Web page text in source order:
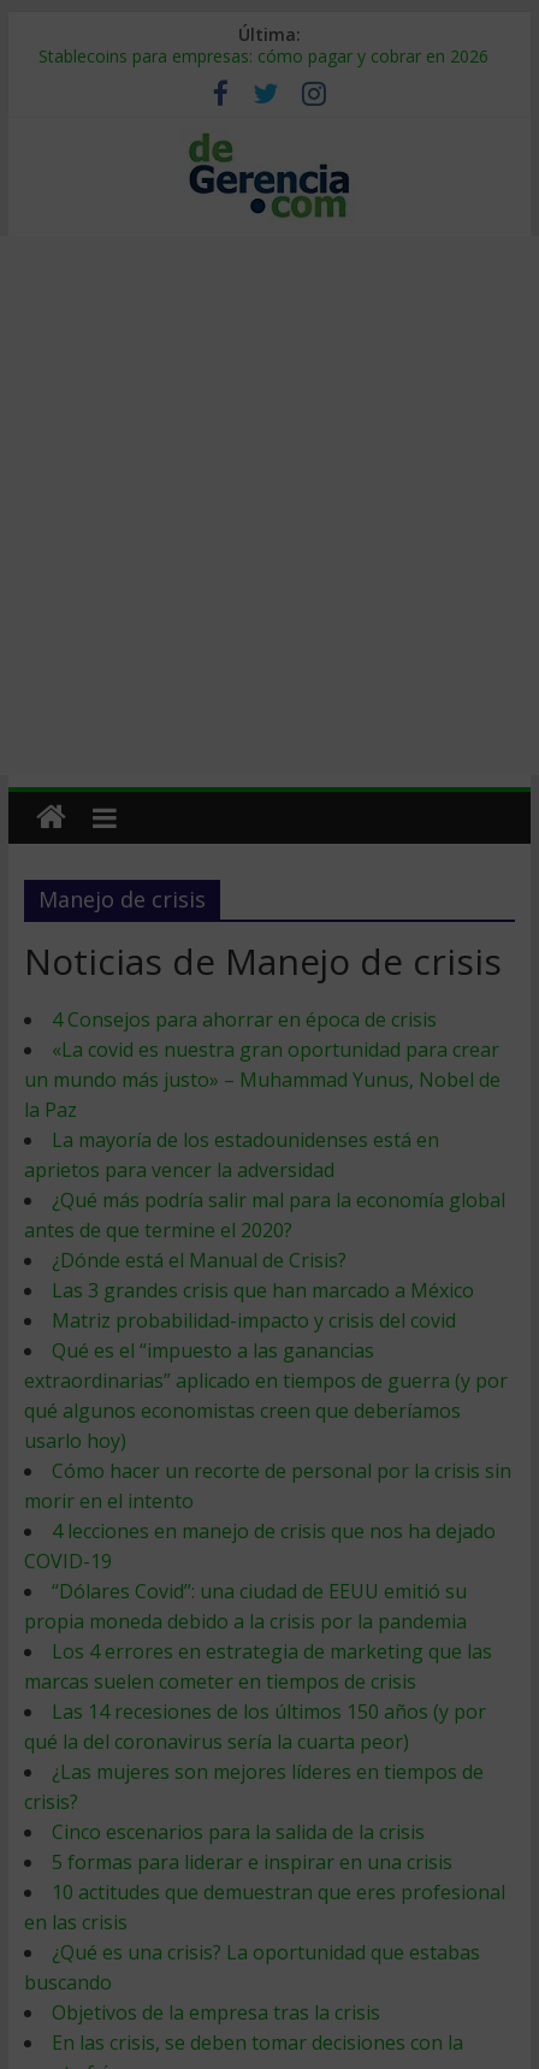
Última:
Stablecoins para empresas: cómo pagar y cobrar en 2026
Despido silencioso: qué es y por qué sale tan caro
IA en selección de personal: cómo auditarla a tiempo
Trabajo forzoso en la cadena de suministro: qué hacer
Mercado hispano de EE. UU.: cómo segmentarlo y venderle
Manejo de crisis
Noticias de Manejo de crisis
4 Consejos para ahorrar en época de crisis
«La covid es nuestra gran oportunidad para crear
un mundo más justo» – Muhammad Yunus, Nobel de
la Paz
La mayoría de los estadounidenses está en
aprietos para vencer la adversidad
¿Qué más podría salir mal para la economía global
antes de que termine el 2020?
¿Dónde está el Manual de Crisis?
Las 3 grandes crisis que han marcado a México
Matriz probabilidad-impacto y crisis del covid
Qué es el “impuesto a las ganancias
extraordinarias” aplicado en tiempos de guerra (y por
qué algunos economistas creen que deberíamos
usarlo hoy)
Cómo hacer un recorte de personal por la crisis sin
morir en el intento
4 lecciones en manejo de crisis que nos ha dejado
COVID-19
“Dólares Covid”: una ciudad de EEUU emitió su
propia moneda debido a la crisis por la pandemia
Los 4 errores en estrategia de marketing que las
marcas suelen cometer en tiempos de crisis
Las 14 recesiones de los últimos 150 años (y por
qué la del coronavirus sería la cuarta peor)
¿Las mujeres son mejores líderes en tiempos de
crisis?
Cinco escenarios para la salida de la crisis
5 formas para liderar e inspirar en una crisis
10 actitudes que demuestran que eres profesional
en las crisis
¿Qué es una crisis? La oportunidad que estabas
buscando
Objetivos de la empresa tras la crisis
En las crisis, se deben tomar decisiones con la